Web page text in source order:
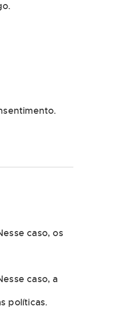
caso, os
caso, a
políticas.